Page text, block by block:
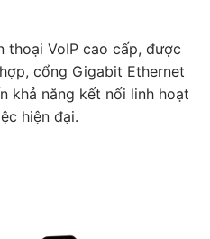
thoại VoIP cao cấp, được
cổng Gigabit Ethernet
khả năng kết nối linh hoạt
hiện đại.